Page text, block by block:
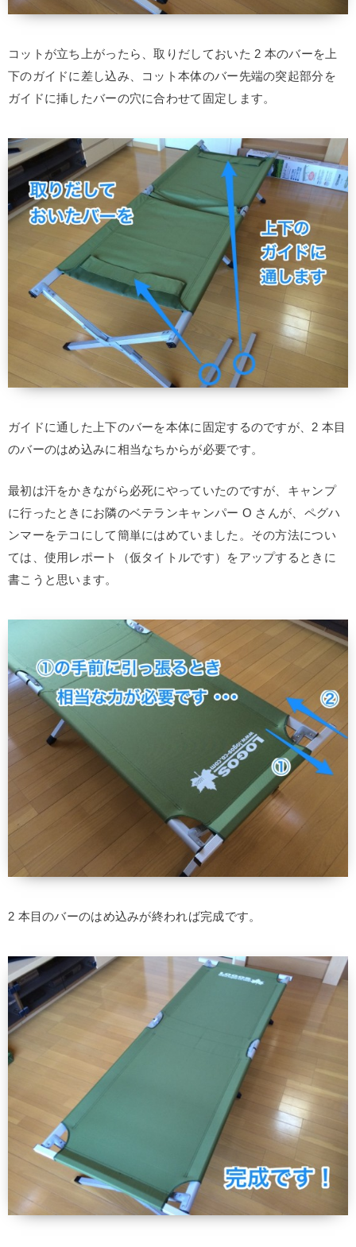
コットが立ち上がったら、取りだしておいた 2 本のバーを上
下のガイドに差し込み、コット本体のバー先端の突起部分を
ガイドに挿したバーの穴に合わせて固定します。
ガイドに通した上下のバーを本体に固定するのですが、2 本目
のバーのはめ込みに相当なちからが必要です。
最初は汗をかきながら必死にやっていたのですが、キャンプ
に行ったときにお隣のベテランキャンパー O さんが、ペグハ
ンマーをテコにして簡単にはめていました。 その方法につい
ては、使用レポート（仮タイトルです）をアップするときに
書こうと思います。
2 本目のバーのはめ込みが終われば完成です。